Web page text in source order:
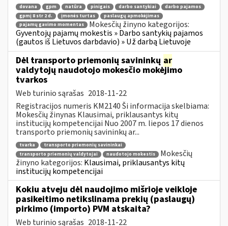
dovana gpm natūra pinigais darbo santykiai
darbo pajamos
gpmį 8 str 2 d.
įmonės turtas
paslaugų apmokėjimas
pajamų gavimo momentas
Mokesčių žinyno kategorijos:
Gyventojų pajamų mokestis » Darbo santykių pajamos
(gautos iš Lietuvos darbdavio) » Už darbą Lietuvoje
Dėl transporto priemonių savininkų ar
valdytojų naudotojo mokesčio mokėjimo
tvarkos
Web turinio sąrašas 2018-11-22
Registracijos numeris KM2140 Ši informacija skelbiama:
Mokesčių žinynas Klausimai, priklausantys kitų
institucijų kompetencijai Nuo 2007 m. liepos 17 dienos
transporto priemonių savininkų ar...
tvarka
transporto priemonių savininkai
transporto priemonių valdytojai
naudotojo mokestis
Mokesčių
žinyno kategorijos: Klausimai, priklausantys kitų
institucijų kompetencijai
Kokiu atveju dėl naudojimo mišrioje veikloje
pasikeitimo netikslinama prekių (paslaugų)
pirkimo (importo) PVM atskaita?
Web turinio sąrašas 2018-11-22